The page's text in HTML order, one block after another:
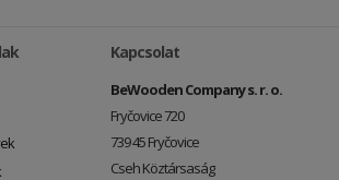
Kapcsolat
BeWooden Company s. r. o.
Fryčovice 720
739 45 Fryčovice
Cseh Köztársaság